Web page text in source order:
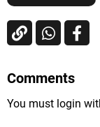
Comments
You must login